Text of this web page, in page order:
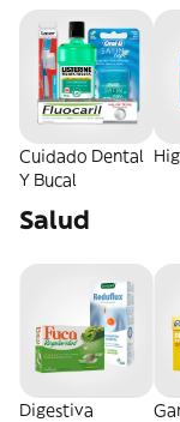
Cuidado Dental
Y Bucal
Salud
Digestiva